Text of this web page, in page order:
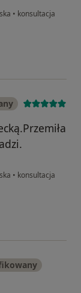
• konsultacja
• konsultacja